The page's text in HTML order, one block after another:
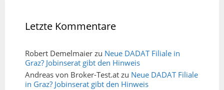
Letzte Kommentare
Robert Demelmaier zu Neue DADAT Filiale in
Graz? Jobinserat gibt den Hinweis
Andreas von Broker-Test.at zu Neue DADAT Filiale
in Graz? Jobinserat gibt den Hinweis